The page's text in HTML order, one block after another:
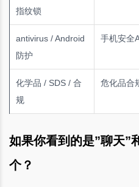
指纹锁
antivirus / Android
防护
手机安全
化学品 / SDS / 合
规
危化品合
如果你看到的是”聊天”
个？